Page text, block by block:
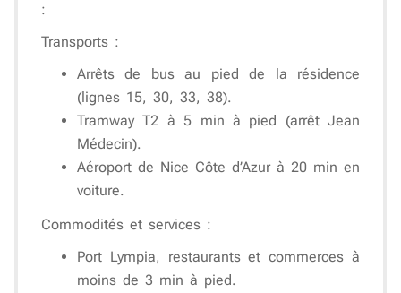
:
Transports :
Arrêts de bus au pied de la résidence
(lignes 15, 30, 33, 38).
Tramway T2 à 5 min à pied
(arrêt Jean
Médecin).
Aéroport de Nice Côte d’Azur à 20 min en
voiture.
Commodités et services :
Port Lympia, restaurants et commerces à
moins de 3 min à pied.